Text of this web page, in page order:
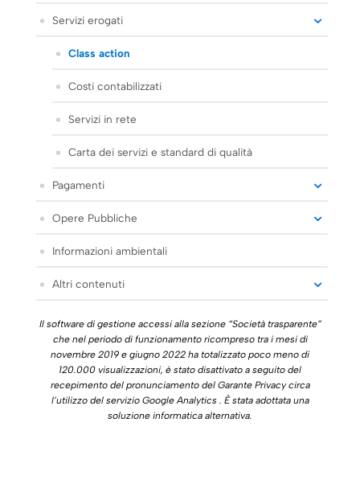
Servizi erogati
Class action
Costi contabilizzati
Servizi in rete
Carta dei servizi e standard di qualità
Pagamenti
Opere Pubbliche
Informazioni ambientali
Altri contenuti
Il software di gestione accessi alla sezione “Società trasparente”
che nel periodo di funzionamento ricompreso tra i mesi di
novembre 2019 e giugno 2022 ha totalizzato poco meno di
120.000 visualizzazioni, è stato disattivato a seguito del
recepimento del pronunciamento del Garante Privacy circa
l’utilizzo del servizio Google Analytics . È stata adottata una
soluzione informatica alternativa.